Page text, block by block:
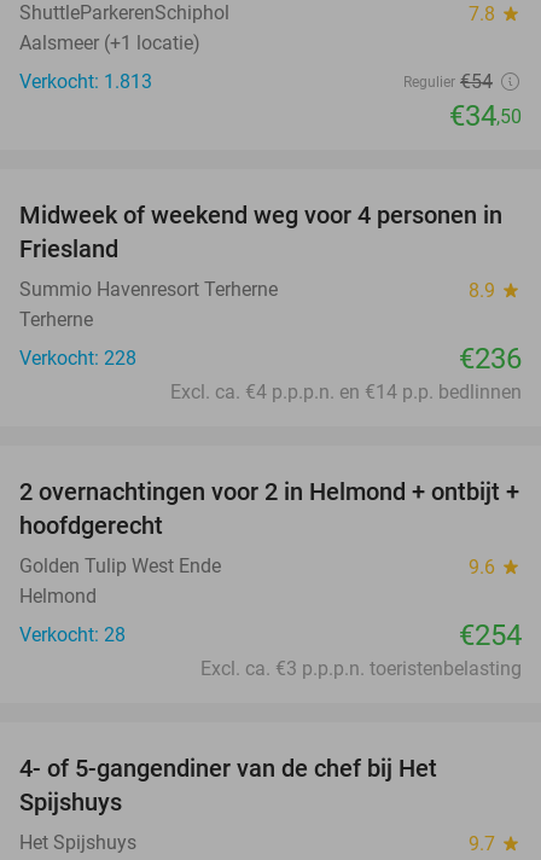
ShuttleParkerenSchiphol 7.8 star
Aalsmeer (+1 locatie)
Verkocht: 1.813
Regulier €54
€34,50
Midweek of weekend weg voor 4 personen in
Friesland
Summio Havenresort Terherne 8.9 star
Terherne
Verkocht: 228
€236
Excl. ca. €4 p.p.p.n. en €14 p.p. bedlinnen
2 overnachtingen voor 2 in Helmond + ontbijt +
hoofdgerecht
Golden Tulip West Ende 9.6 star
Helmond
Verkocht: 28
€254
Excl. ca. €3 p.p.p.n. toeristenbelasting
4- of 5-gangendiner van de chef bij Het
Spijshuys
Het Spijshuys 9.7 star